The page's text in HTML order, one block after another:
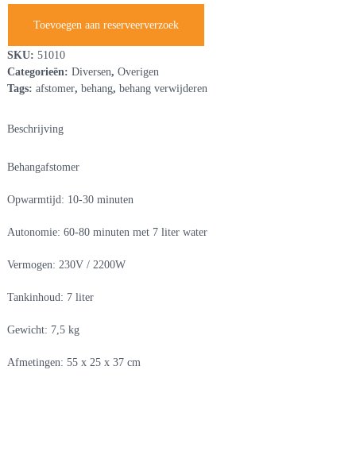
Toevoegen aan reserveerverzoek
SKU: 51010
Categorieën: Diversen, Overigen
Tags: afstomer, behang, behang verwijderen
Beschrijving
Behangafstomer
Opwarmtijd: 10-30 minuten
Autonomie: 60-80 minuten met 7 liter water
Vermogen: 230V / 2200W
Tankinhoud: 7 liter
Gewicht: 7,5 kg
Afmetingen: 55 x 25 x 37 cm